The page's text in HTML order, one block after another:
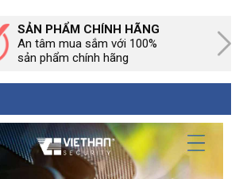
SẢN PHẨM CHÍNH HÃNG
An tâm mua sắm với 100%
sản phẩm chính hãng